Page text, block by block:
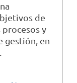
de
y
gestión, en